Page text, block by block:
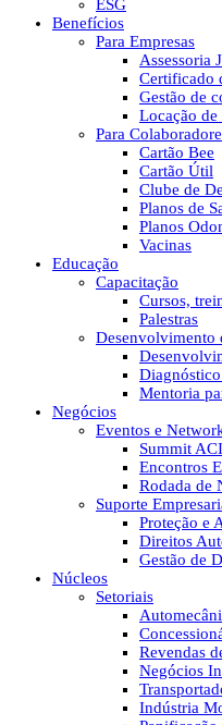
ESG
Benefícios
Para Empresas
Assessoria
Certificado
Gestão de
Locação
Para
Cartão Bee
Cartão Útil
Clube de
Planos de
Planos
Vacinas
Educação
Capacitação
Cursos,
Palestras
Desenvolvimento
Mentoria
Negócios
Eventos e
Summit
Encontros
Rodada de
Suporte
Proteção e
Direitos
Gestão de
Núcleos
Setoriais
Revendas
Negócios
Indústria